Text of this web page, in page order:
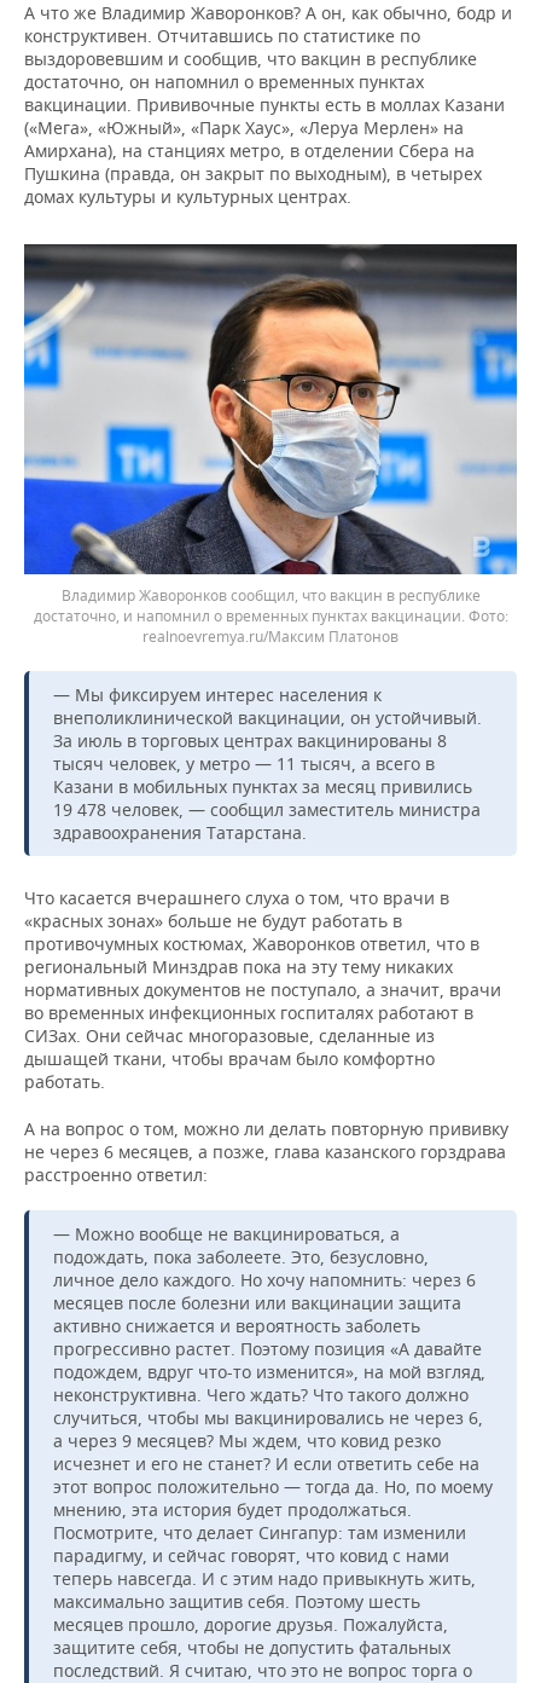
А что же Владимир Жаворонков? А он, как обычно, бодр и
конструктивен. Отчитавшись по статистике по
выздоровевшим и сообщив, что вакцин в республике
достаточно, он напомнил о временных пунктах
вакцинации. Прививочные пункты есть в моллах Казани
(«Мега», «Южный», «Парк Хаус», «Леруа Мерлен» на
Амирхана), на станциях метро, в отделении Сбера на
Пушкина (правда, он закрыт по выходным), в четырех
домах культуры и культурных центрах.
Владимир Жаворонков сообщил, что вакцин в республике
достаточно, и напомнил о временных пунктах вакцинации.
realnoevremya.ru/Максим Платонов
— Мы фиксируем интерес населения к
внеполиклинической вакцинации, он устойчивый.
За июль в торговых центрах вакцинированы 8
тысяч человек, у метро — 11 тысяч, а всего в
Казани в мобильных пунктах за месяц привились
19 478 человек, — сообщил заместитель министра
здравоохранения Татарстана.
Что касается вчерашнего слуха о том, что врачи в
«красных зонах» больше не будут работать в
противочумных костюмах, Жаворонков ответил, что в
региональный Минздрав пока на эту тему никаких
нормативных документов не поступало, а значит, врачи
во временных инфекционных госпиталях работают в
СИЗах. Они сейчас многоразовые, сделанные из
дышащей ткани, чтобы врачам было комфортно
работать.
А на вопрос о том, можно ли делать повторную прививку
не через 6 месяцев, а позже, глава казанского горздрава
расстроенно ответил:
— Можно вообще не вакцинироваться, а
подождать, пока заболеете. Это, безусловно,
личное дело каждого. Но хочу напомнить: через 6
месяцев после болезни или вакцинации защита
активно снижается и вероятность заболеть
прогрессивно растет. Поэтому позиция «А давайте
подождем, вдруг что-то изменится», на мой взгляд,
неконструктивна. Чего ждать? Что такого должно
случиться, чтобы мы вакцинировались не через 6,
а через 9 месяцев? Мы ждем, что ковид резко
исчезнет и его не станет? И если ответить себе на
этот вопрос положительно — тогда да. Но, по моему
мнению, эта история будет продолжаться.
Посмотрите, что делает Сингапур: там изменили
парадигму, и сейчас говорят, что ковид с нами
теперь навсегда. И с этим надо привыкнуть жить,
максимально защитив себя. Поэтому шесть
месяцев прошло, дорогие друзья. Пожалуйста,
защитите себя, чтобы не допустить фатальных
последствий. Я считаю, что это не вопрос торга о